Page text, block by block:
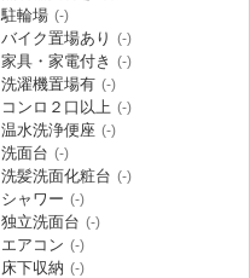
駐輪場 (-)
バイク置場あり (-)
家具・家電付き (-)
洗濯機置場有 (-)
コンロ２口以上 (-)
温水洗浄便座 (-)
洗面台 (-)
洗髪洗面化粧台 (-)
シャワー (-)
独立洗面台 (-)
エアコン (-)
床下収納 (-)